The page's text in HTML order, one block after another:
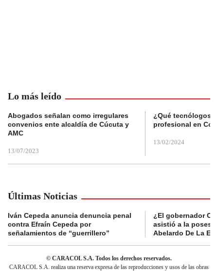
Lo más leído
Abogados señalan como irregulares
convenios ente alcaldía de Cúcuta y
AMC
13/07/2023
¿Qué tecnólogos
profesional en
13/02/2024
Últimas Noticias
Iván Cepeda anuncia denuncia penal
contra Efraín Cepeda por
señalamientos de “guerrillero”
¿El gobernador
asistió a la
Abelardo De La
© CARACOL S.A. Todos los derechos reservados.
CARACOL S.A. realiza una reserva expresa de las reproducciones y usos de las obras